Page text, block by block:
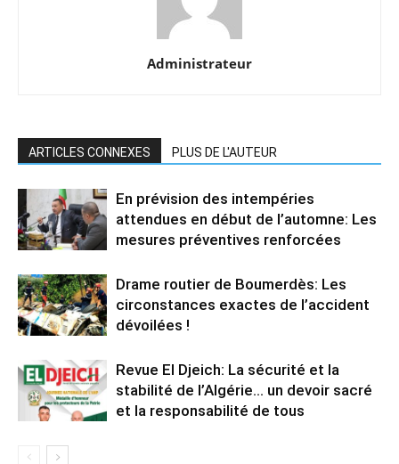
Administrateur
ARTICLES CONNEXES PLUS DE L'AUTEUR
En prévision des intempéries
attendues en début de l’automne: Les
mesures préventives renforcées
Drame routier de Boumerdès: Les
circonstances exactes de l’accident
dévoilées !
Revue El Djeich: La sécurité et la
stabilité de l’Algérie… un devoir sacré
et la responsabilité de tous